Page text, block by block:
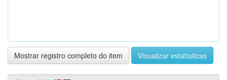
Mostrar registro completo do item Visualizar estatísticas